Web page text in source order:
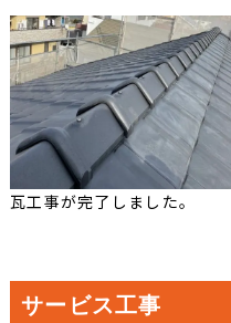
瓦工事が完了しました。
サービス工事